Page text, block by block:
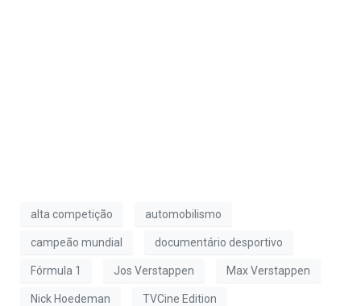
alta competição automobilismo
campeão mundial documentário desportivo
Fórmula 1 Jos Verstappen Max Verstappen
Nick Hoedeman TVCine Edition